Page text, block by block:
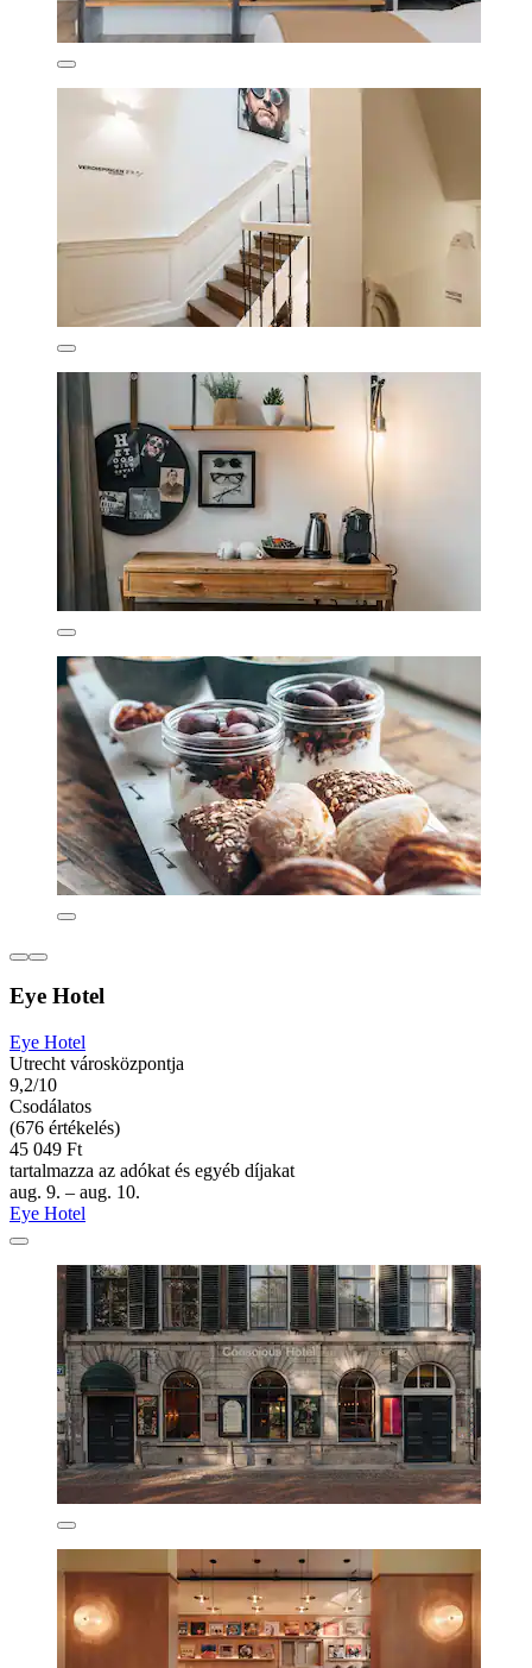
Eye Hotel
Eye Hotel
Utrecht városközpontja
9,2/10
Csodálatos
(676 értékelés)
45 049 Ft
tartalmazza az adókat és egyéb díjakat
aug. 9. – aug. 10.
Eye Hotel